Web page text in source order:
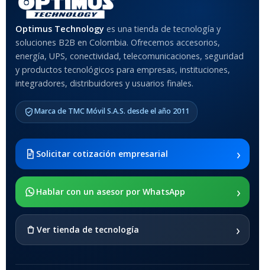
Optimus Technology es una tienda de tecnología y
soluciones B2B en Colombia. Ofrecemos accesorios,
energía, UPS, conectividad, telecomunicaciones, seguridad
y productos tecnológicos para empresas, instituciones,
integradores, distribuidores y usuarios finales.
Marca de TMC Móvil S.A.S. desde el año 2011
Solicitar cotización empresarial ›
Hablar con un asesor por WhatsApp ›
Ver tienda de tecnología ›